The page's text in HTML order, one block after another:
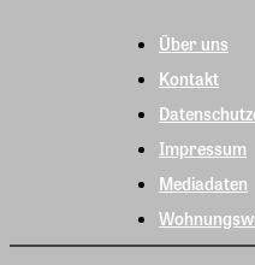
Über uns
Kontakt
Impressum
Mediadaten